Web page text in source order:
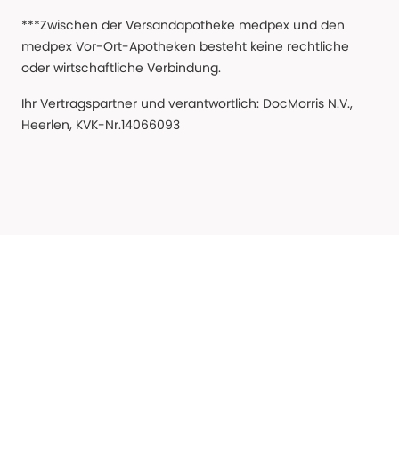
***Zwischen der Versandapotheke medpex und den
medpex Vor-Ort-Apotheken besteht keine rechtliche
oder wirtschaftliche Verbindung.
Ihr Vertragspartner und verantwortlich: DocMorris N.V.,
Heerlen, KVK-Nr.14066093